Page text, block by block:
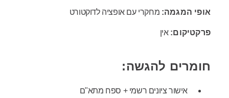
אופי המגמה: מחקרי עם אופציה לדוקטורט
פרקטיקום: אין
חומרים להגשה:
אישור ציונים רשמי + ספח מתא"ם